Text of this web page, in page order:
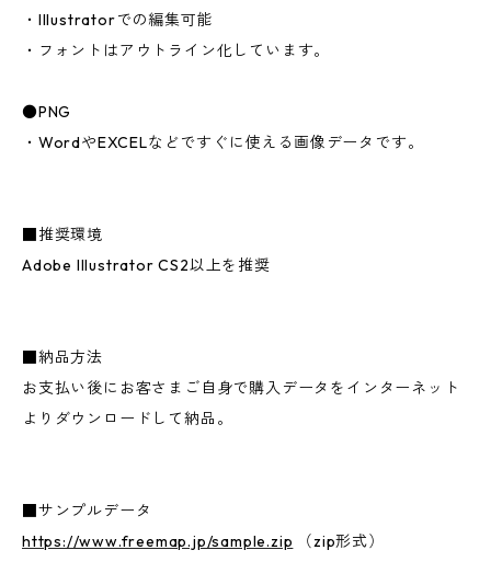
・Illustratorでの編集可能
・フォントはアウトライン化しています。
●PNG
・WordやEXCELなどですぐに使える画像データです。
■推奨環境
Adobe Illustrator CS2以上を推奨
■納品方法
お支払い後にお客さまご自身で購入データをインターネット
よりダウンロードして納品。
■サンプルデータ
https://www.freemap.jp/sample.zip （zip形式）